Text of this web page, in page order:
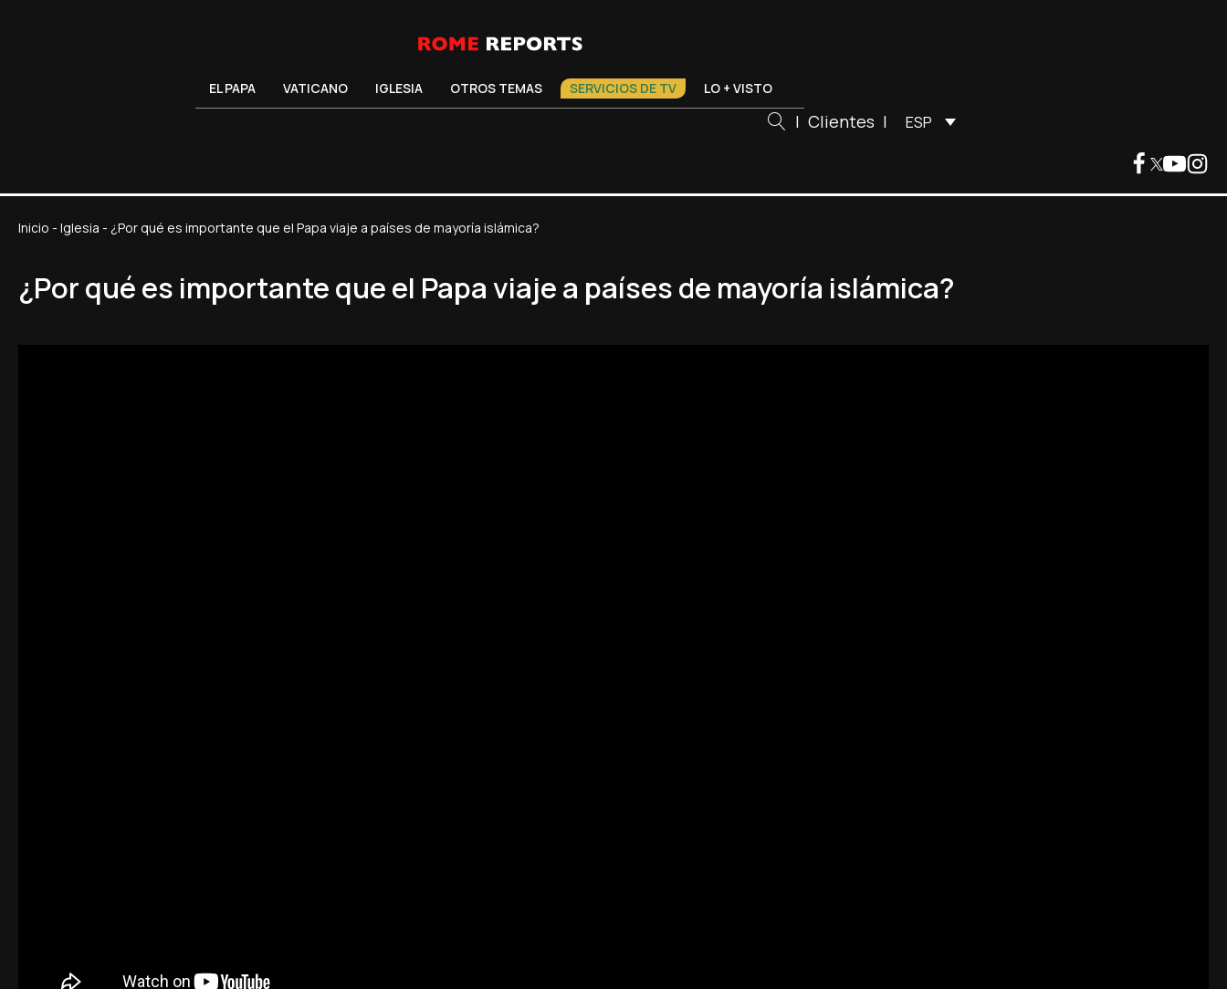
EL PAPA VATICANO IGLESIA OTROS TEMAS SERVICIOS DE TV LO + VISTO
| Clientes | ESP
Inicio - Iglesia - ¿Por qué es importante que el Papa viaje a países de mayoría islámica?
¿Por qué es importante que el Papa viaje a países de mayoría islámica?